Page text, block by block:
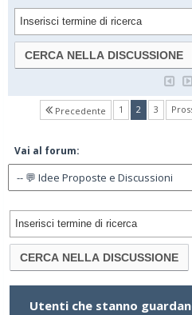
Precedente 1 2(current)
3
Vai al forum:
Utenti che stanno